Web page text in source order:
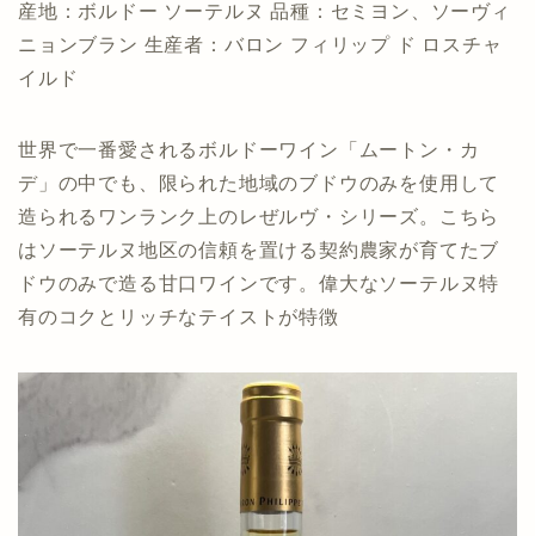
産地：ボルドー ソーテルヌ 品種：セミヨン、ソーヴィ
ニョンブラン 生産者：バロン フィリップ ド ロスチャ
イルド
世界で一番愛されるボルドーワイン「ムートン・カ
デ」の中でも、限られた地域のブドウのみを使用して
造られるワンランク上のレぜルヴ・シリーズ。こちら
はソーテルヌ地区の信頼を置ける契約農家が育てたブ
ドウのみで造る甘口ワインです。偉大なソーテルヌ特
有のコクとリッチなテイストが特徴